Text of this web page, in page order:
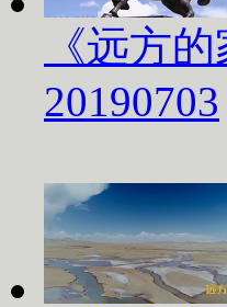
《远方
20190703